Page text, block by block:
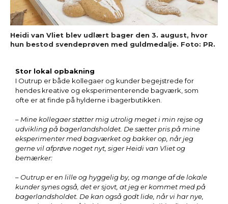
Heidi van Vliet blev udlært bager den 3. august, hvor
hun bestod svendeprøven med guldmedalje. Foto: PR.
Stor lokal opbakning
I Outrup er både kollegaer og kunder begejstrede for
hendes kreative og eksperimenterende bagværk, som
ofte er at finde på hylderne i bagerbutikken.
– Mine kollegaer støtter mig utrolig meget i min rejse og
udvikling på bagerlandsholdet. De sætter pris på mine
eksperimenter med bagværket og bakker op, når jeg
gerne vil afprøve noget nyt, siger Heidi van Vliet og
bemærker:
– Outrup er en lille og hyggelig by, og mange af de lokale
kunder synes også, det er sjovt, at jeg er kommet med på
bagerlandsholdet. De kan også godt lide, når vi har nye,